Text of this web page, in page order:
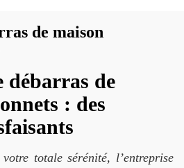
de maison
débarras de
: des
totale sérénité, l’entreprise